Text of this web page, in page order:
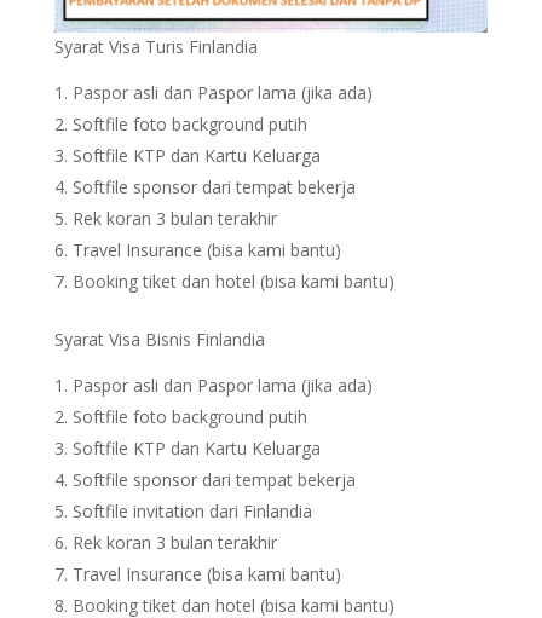
Syarat Visa Turis Finlandia
Paspor asli dan Paspor lama (jika ada)
Softfile foto background putih
Softfile KTP dan Kartu Keluarga
Softfile sponsor dari tempat bekerja
Rek koran 3 bulan terakhir
Travel Insurance (bisa kami bantu)
Booking tiket dan hotel (bisa kami bantu)
Syarat Visa Bisnis Finlandia
Paspor asli dan Paspor lama (jika ada)
Softfile foto background putih
Softfile KTP dan Kartu Keluarga
Softfile sponsor dari tempat bekerja
Softfile invitation dari Finlandia
Rek koran 3 bulan terakhir
Travel Insurance (bisa kami bantu)
Booking tiket dan hotel (bisa kami bantu)